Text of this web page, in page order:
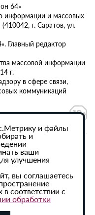
64»
информации и массовых
г. Саратов, ул.
Главный редактор
массовой информации
г.
в сфере связи,
коммуникаций
данных
активная
и файлы
и
ваши
улучшения
вы соглашаетесь
соответствии с
обработки